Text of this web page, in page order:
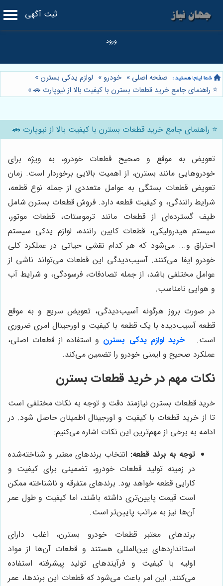
ثبت آگهی
صفحه اصلی » خودرو » لوازم یدکی بسترن »
⭐️ راهنمای جامع خرید قطعات بسترن با کیفیت بالا از نیوپارت 🚗»
⭐️ راهنمای جامع خرید قطعات بسترن با کیفیت بالا از نیوپارت 🚗
تعویض به موقع و صحیح قطعات خودرو، به ویژه برای
خودروهایی مانند بسترن، از اهمیت بالایی برخوردار است. زمان
تعویض قطعات بستگی به عوامل متعددی از جمله نوع قطعه،
شرایط رانندگی، و کیفیت قطعه دارد. فروش قطعات بسترن شامل
طیف گسترده‌ای از قطعات مانند ترموستات، قطعات موتور،
سیستم هیدرولیکی، قطعات کابین راننده، لوازم یدکی سیستم
احتراق و... می‌شود که هر کدام نقشی حیاتی در عملکرد کلی
خودرو ایفا می‌کنند. آسیب‌دیدگی این قطعات می‌تواند ناشی از
عوامل مختلفی باشد، از جمله تصادفات، فرسودگی، و شرایط آب
و هوایی نامناسب.
در صورت بروز هرگونه آسیب‌دیدگی، تعویض سریع و به موقع
قطعه آسیب‌دیده با یک قطعه با کیفیت و اورجینال امری ضروری
است.
خرید لوازم یدکی بسترن و استفاده از قطعات اصلی،
عملکرد صحیح و ایمنی خودرو را تضمین می‌کند.
نکات مهم در خرید قطعات بسترن
خرید قطعات بسترن نیازمند دقت و توجه به نکات مختلفی است
تا از خرید قطعات با کیفیت و اورجینال اطمینان حاصل شود. در
ادامه به برخی از مهم‌ترین این نکات اشاره می‌کنیم:
توجه به برند قطعه: انتخاب برندهای معتبر و شناخته‌شده
در زمینه تولید قطعات خودرو، تضمینی برای کیفیت و
کارایی قطعه خواهد بود. برندهای متفرقه و ناشناخته ممکن
است قیمت پایین‌تری داشته باشند، اما کیفیت و طول عمر
آن‌ها نیز به مراتب پایین‌تر است.
برندهای معتبر قطعات خودرو بسترن، اغلب دارای
استانداردهای بین‌المللی هستند و قطعات آن‌ها از مواد
اولیه با کیفیت و فرآیندهای تولید پیشرفته استفاده
می‌کنند. این امر باعث می‌شود که قطعات این برندها، عمر